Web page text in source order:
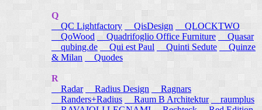
Q
QC Lightfactory
QisDesign
QLOCKTWO
QoWood Quadrifoglio Office Furniture
Quasar
qubing.de
Qui est Paul Quinti Sedute
Quinze
& Milan
Quodes
R
Radar
Radius Design
Ragnars
Randers+Radius
Raum B Architektur raumplus